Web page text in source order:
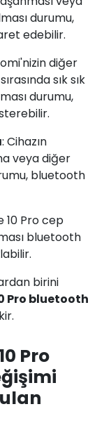
durumu,
edebilir.
diğer
sık sık
durumu,
: Cihazın
veya diğer
bluetooth
10 Pro cep
bluetooth
birini
Pro bluetooth
Pro